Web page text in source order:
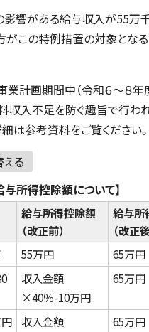
影響がある給与収入が55万
がこの特例措置の対象とな
計画期間中（令和６～８年
収入不足を防ぐ趣旨で行わ
は参考資料をご覧ください。
る
与所得控除額について】
給与所得控除額
（改正前）
給与所
（改正後
55万円
65万円
収入金額
×40％-10万円
65万円
収入金額
65万円